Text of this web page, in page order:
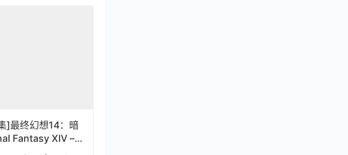
]最终幻想14：暗
Fantasy XIV –
The Art of